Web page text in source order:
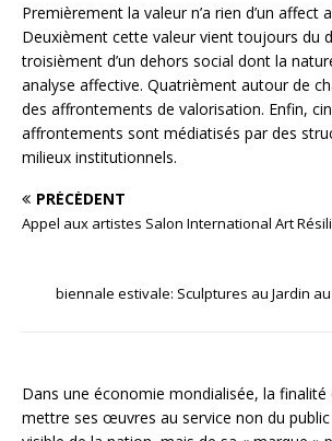
Premièrement la valeur n’a rien d’un affect
Deuxièment cette valeur vient toujours du
troisièment d’un dehors social dont la
analyse affective. Quatrièment autour de
des affrontements de valorisation. Enfin,
affrontements sont médiatisés par des
milieux institutionnels.
PRÉCÉDENT
Appel aux artistes Salon International Art
biennale estivale: Sculptures au Jardin
Dans une économie mondialisée, la
mettre ses œuvres au service non du